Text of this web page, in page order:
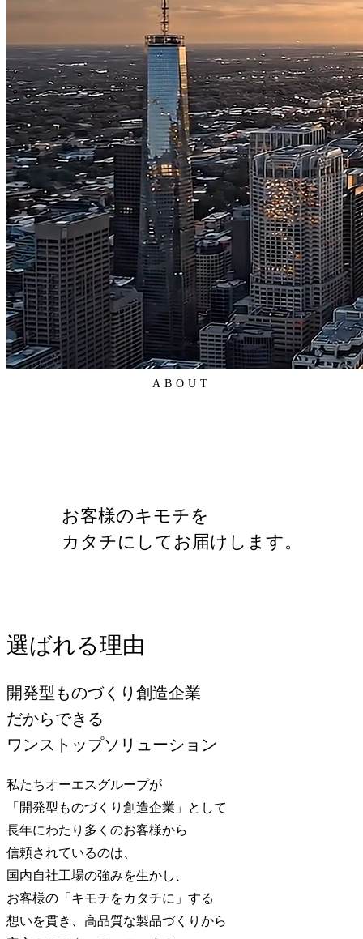
ABOUT
お客様のキモチを
カタチにしてお届けします。
選ばれる理由
開発型ものづくり創造企業
だからできる
ワンストップソリューション
私たちオーエスグループが
「開発型ものづくり創造企業」
として
長年にわたり多くのお客様から
信頼されているのは、
国内自社工場の強みを生かし、
お客様の「キモチをカタチに」する
想いを貫き、高品質な製品づくりから